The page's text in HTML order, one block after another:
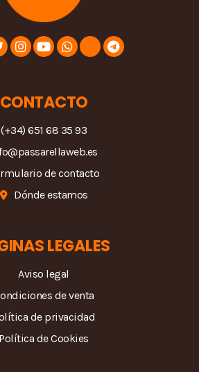
CONTACTO
(+34) 651 68 35 93
de contacto
Dónde estamos
LEGALES
Aviso legal
de venta
de privacidad
Política de Cookies